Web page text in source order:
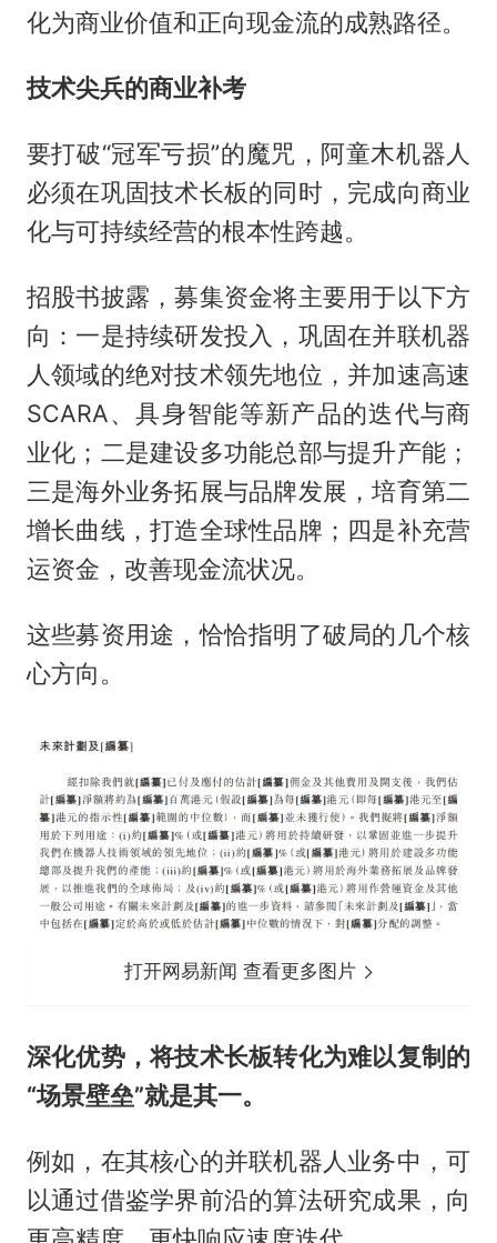
化为商业价值和正向现金流的成熟路径。
技术尖兵的商业补考
要打破“冠军亏损”的魔咒，阿童木机器人
必须在巩固技术长板的同时，完成向商业
化与可持续经营的根本性跨越。
招股书披露，募集资金将主要用于以下方
向：一是持续研发投入，巩固在并联机器
人领域的绝对技术领先地位，并加速高速
SCARA、具身智能等新产品的迭代与商
业化；二是建设多功能总部与提升产能；
三是海外业务拓展与品牌发展，培育第二
增长曲线，打造全球性品牌；四是补充营
运资金，改善现金流状况。
这些募资用途，恰恰指明了破局的几个核
心方向。
打开网易新闻 查看更多图片
深化优势，将技术长板转化为难以复制的
“场景壁垒”就是其一。
例如，在其核心的并联机器人业务中，可
以通过借鉴学界前沿的算法研究成果，向